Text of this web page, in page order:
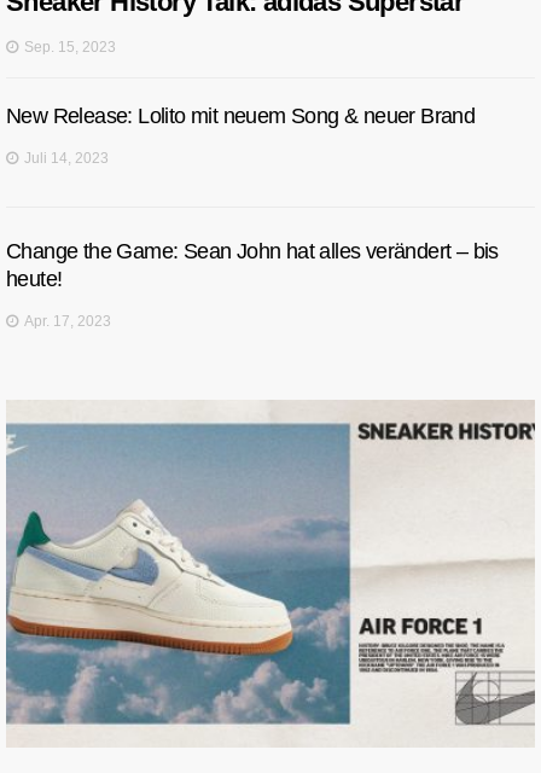
Sep. 15, 2023
New Release: Lolito mit neuem Song & neuer Brand
Juli 14, 2023
Change the Game: Sean John hat alles verändert – bis
heute!
Apr. 17, 2023